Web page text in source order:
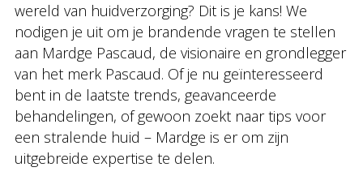
wereld van huidverzorging? Dit is je kans! We
nodigen je uit om je brandende vragen te stellen
aan Mardge Pascaud, de visionaire en grondlegger
van het merk Pascaud. Of je nu geïnteresseerd
bent in de laatste trends, geavanceerde
behandelingen, of gewoon zoekt naar tips voor
een stralende huid – Mardge is er om zijn
uitgebreide expertise te delen.